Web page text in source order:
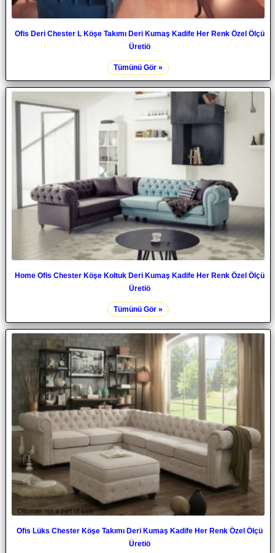
Ofis Deri Chester L Köşe Takımı Deri Kumaş Kadife Her Renk Özel Ölçü
Üretiö
Tümünü Gör »
Home Ofis Chester Köşe Koltuk Deri Kumaş Kadife Her Renk Özel Ölçü
Üretiö
Tümünü Gör »
Ofis Lüks Chester Köşe Takımı Deri Kumaş Kadife Her Renk Özel Ölçü
Üretiö